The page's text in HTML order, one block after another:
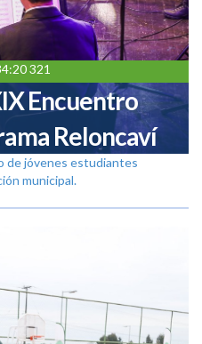
321
Encuentro
Reloncaví
de jóvenes estudiantes
municipal.